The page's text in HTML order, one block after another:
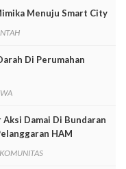
Menuju Smart City
Di Perumahan
Damai Di Bundaran
HAM
KOMUNITAS